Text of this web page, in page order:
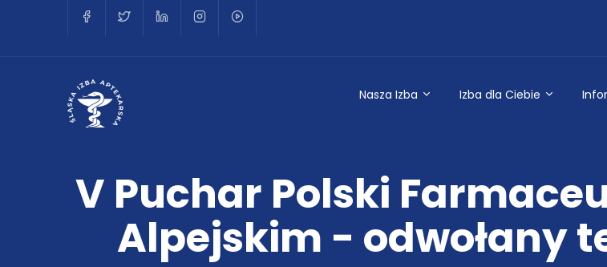
Nasza Izba Izba dla Ciebie
V Puchar Polski
Alpejskim - odwołany